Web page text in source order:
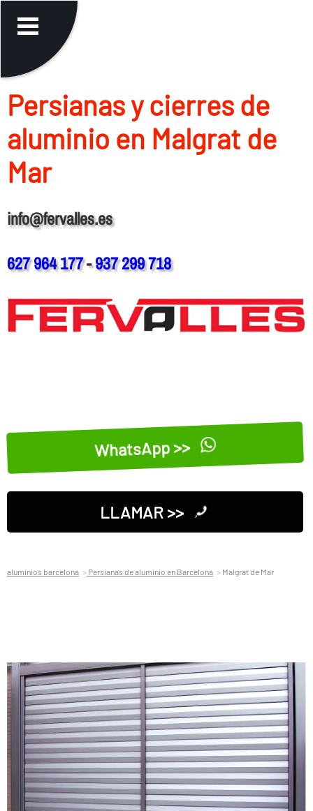
Persianas y cierres de
aluminio en Malgrat de
Mar
info@fervalles.es
627 964 177-937 299 718
WhatsApp >>
LLAMAR >>
aluminios barcelona Persianas de aluminio en Barcelona Malgrat de Mar